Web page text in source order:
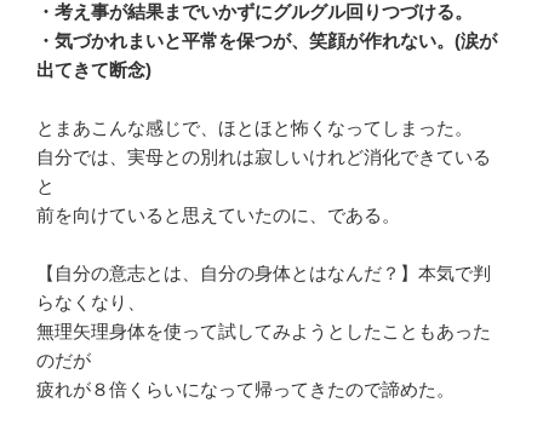
・考え事が結果までいかずにグルグル回りつづける。
・気づかれまいと平常を保つが、笑顔が作れない。(涙が
出てきて断念)
とまあこんな感じで、ほとほと怖くなってしまった。
自分では、実母との別れは寂しいけれど消化できている
と
前を向けていると思えていたのに、である。
【自分の意志とは、自分の身体とはなんだ？】本気で判
らなくなり、
無理矢理身体を使って試してみようとしたこともあった
のだが
疲れが８倍くらいになって帰ってきたので諦めた。